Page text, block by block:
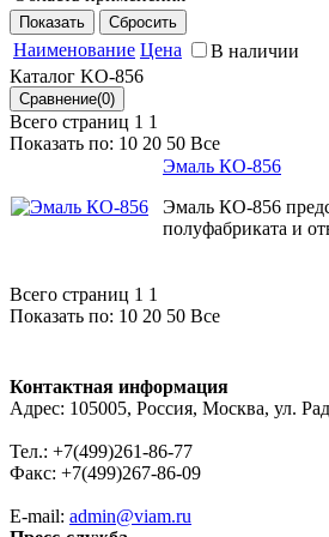
Эмаль КО-856 предназначена для
температуре до 600°С
Наименование Цена
В наличии
Каталог KO-856
Всего страниц 1 1
Показать по: 10 20 50 Все
Эмаль КО-856
Эмаль КО-856
полуфабриката и
Всего страниц 1 1
Показать по: 10 20 50 Все
Контактная информация
Адрес: 105005, Россия, Москва, ул.
Тел.: +7(499)261-86-77
Факс: +7(499)267-86-09
E-mail: admin@viam.ru